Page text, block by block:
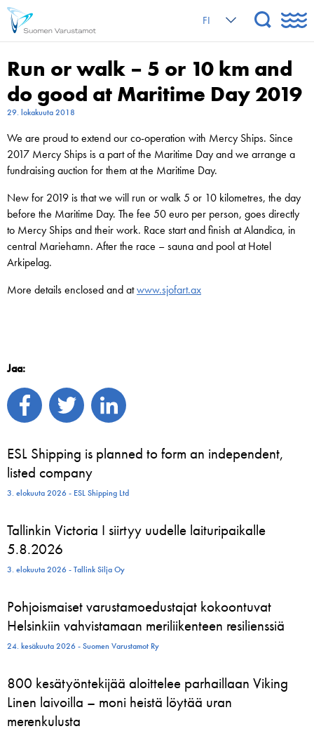
FI
Run or walk – 5 or 10 km and
do good at Maritime Day 2019
29. lokakuuta 2018
We are proud to extend our co-operation with Mercy Ships. Since
2017 Mercy Ships is a part of the Maritime Day and we arrange a
fundraising auction for them at the Maritime Day.
New for 2019 is that we will run or walk 5 or 10 kilometres, the day
before the Maritime Day. The fee 50 euro per person, goes directly
to Mercy Ships and their work. Race start and finish at Alandica, in
central Mariehamn. After the race – sauna and pool at Hotel
Arkipelag.
More details enclosed and atwww.sjofart.ax
Jaa:
ESL Shipping is planned to form an independent,
listed company
3. elokuuta 2026 - ESL Shipping Ltd
Tallinkin Victoria I siirtyy uudelle laituripaikalle
5.8.2026
3. elokuuta 2026 - Tallink Silja Oy
Pohjoismaiset varustamoedustajat kokoontuvat
Helsinkiin vahvistamaan meriliikenteen resilienssiä
24. kesäkuuta 2026 - Suomen Varustamot Ry
800 kesätyöntekijää aloittelee parhaillaan Viking
Linen laivoilla – moni heistä löytää uran
merenkulusta